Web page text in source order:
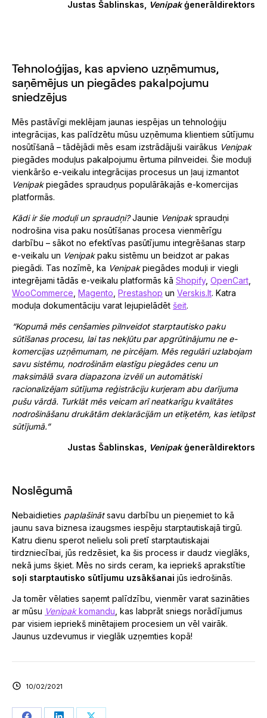
Justas Šablinskas, Venipakģenerāldirektors
Tehnoloģijas, kas apvieno uzņēmumus,
saņēmējus un piegādes pakalpojumu
sniedzējus
Mēs pastāvīgi meklējam jaunas iespējas un tehnoloģiju
integrācijas, kas palīdzētu mūsu uzņēmuma klientiem sūtījumu
nosūtīšanā – tādējādi mēs esam izstrādājuši vairākus Venipak
piegādes moduļus pakalpojumu ērtuma pilnveidei. Šie moduļi
vienkāršo e-veikalu integrācijas procesus un ļauj izmantot
Venipakpiegādes spraudņus populārākajās e-komercijas
platformās.
Kādi ir šie moduļi un spraudņi?Jaunie Venipakspraudņi
nodrošina visa paku nosūtīšanas procesa vienmērīgu
darbību – sākot no efektīvas pasūtījumu integrēšanas starp
e-veikalu un Venipakpaku sistēmu un beidzot ar pakas
piegādi. Tas nozīmē, ka Venipakpiegādes moduļi ir viegli
integrējami tādās e-veikalu platformās kā Shopify, OpenCart
WooCommerce Magento Prestashop un Verskis.lt. Katra
moduļa dokumentāciju varat lejupielādēt šeit.
“Kopumā mēs cenšamies pilnveidot starptautisko paku
sūtīšanas procesu, lai tas nekļūtu par apgrūtinājumu ne e-
komercijas uzņēmumam, ne pircējam. Mēs regulāri uzlabojam
savu sistēmu, nodrošinām elastīgu piegādes cenu un
maksimālā svara diapazona izvēli un automātiski
racionalizējam sūtījuma reģistrāciju kurjeram abu darījuma
pušu vārdā. Turklāt mēs veicam arī neatkarīgu kvalitātes
nodrošināšanu drukātām deklarācijām un etiķetēm, kas ietilpst
sūtījumā.”
Justas Šablinskas, Venipakģenerāldirektors
Noslēgumā
Nebaidieties paplašinātsavu darbību un pieņemiet to kā
jaunu sava biznesa izaugsmes iespēju starptautiskajā tirgū.
Katru dienu sperot nelielu soli pretī starptautiskajai
tirdzniecībai, jūs redzēsiet, ka šis process ir daudz vieglāks,
nekā jums šķiet. Mēs no sirds ceram, ka iepriekš aprakstītie
soļi starptautisko sūtījumu uzsākšanai jūs iedrošinās.
Ja tomēr vēlaties saņemt palīdzību, vienmēr varat sazināties
ar mūsu Venipakkomandu , kas labprāt sniegs norādījumus
par visiem iepriekš minētajiem procesiem un vēl vairāk.
Jaunus uzdevumus ir vieglāk uzņemties kopā!
10/02/2021